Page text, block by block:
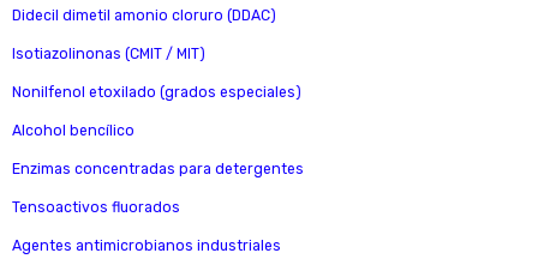
Didecil dimetil amonio cloruro (DDAC)
Isotiazolinonas (CMIT / MIT)
Nonilfenol etoxilado (grados especiales)
Alcohol bencílico
Enzimas concentradas para detergentes
Tensoactivos fluorados
Agentes antimicrobianos industriales